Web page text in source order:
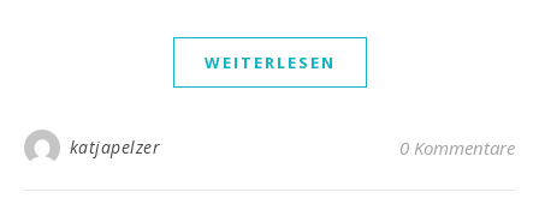
WEITERLESEN
katjapelzer 0 Kommentare